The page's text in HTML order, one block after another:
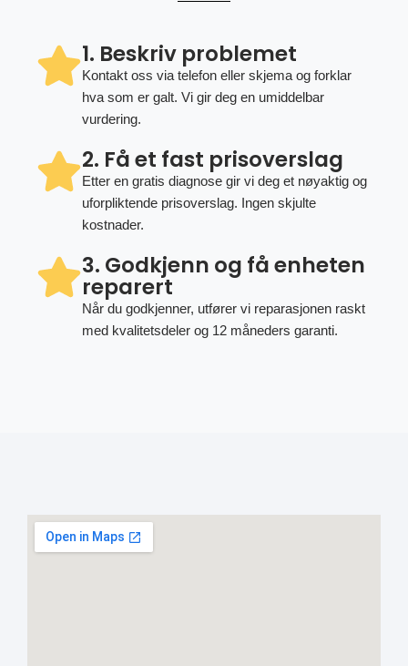
1. Beskriv problemet
Kontakt oss via telefon eller skjema og forklar
hva som er galt. Vi gir deg en umiddelbar
vurdering.
2. Få et fast prisoverslag
Etter en gratis diagnose gir vi deg et nøyaktig og
uforpliktende prisoverslag. Ingen skjulte
kostnader.
3. Godkjenn og få enheten
reparert
Når du godkjenner, utfører vi reparasjonen raskt
med kvalitetsdeler og 12 måneders garanti.